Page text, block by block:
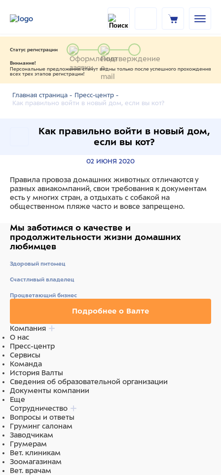
Статус регистрации
Внимание!
Персональные предложения станут видны только после успешного прохождения
всех трех этапов регистрации!
Главная страница - Пресс-центр -
Как правильно войти в новый дом, если вы кот?
Как правильно войти в новый дом,
если вы кот?
02 ИЮНЯ 2020
Правила провоза домашних животных отличаются у
разных авиакомпаний, свои требования к документам
есть у многих стран, а отдыхать с собакой на
общественном пляже часто и вовсе запрещено.
Мы заботимся о качестве и
продолжительности жизни домашних
любимцев
Здоровый питомец
Счастливый владелец
Процветающий бизнес
Подробнее о Валте
Компания
О нас
Пресс-центр
Сервисы
Команда
История Валты
Сведения об образовательной организации
Документы компании
Еще
Сотрудничество
Вопросы и ответы
Груминг салонам
Заводчикам
Грумерам
Вет. клиникам
Зоомагазинам
Вет. врачам